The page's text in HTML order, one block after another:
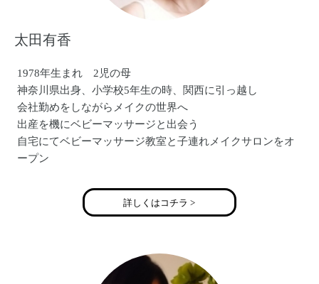
太田有香
1978年生まれ 2児の母
神奈川県出身、小学校5年生の時、関西に引っ越し
会社勤めをしながらメイクの世界へ
出産を機にベビーマッサージと出会う
自宅にてベビーマッサージ教室と子連れメイクサロンをオ
ープン
現在、メイクカラーアナリスト(R)としても活動
http://www.joyful-angels.com/
詳しくはコチラ >